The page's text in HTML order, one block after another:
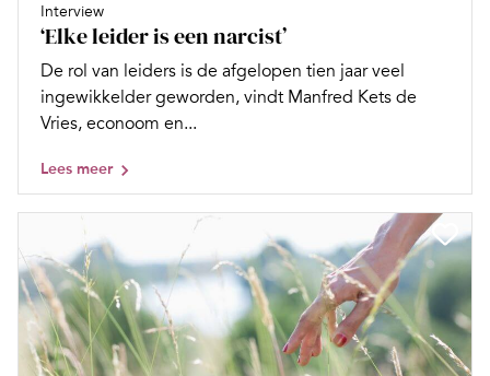
Interview
‘Elke leider is een narcist’
De rol van leiders is de afgelopen tien jaar veel
ingewikkelder geworden, vindt Manfred Kets de
Vries, econoom en...
Lees meer